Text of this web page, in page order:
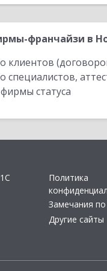
франчайзи в
клиентов
специалистов,
статуса
Политика
Замечания по
Другие сайты